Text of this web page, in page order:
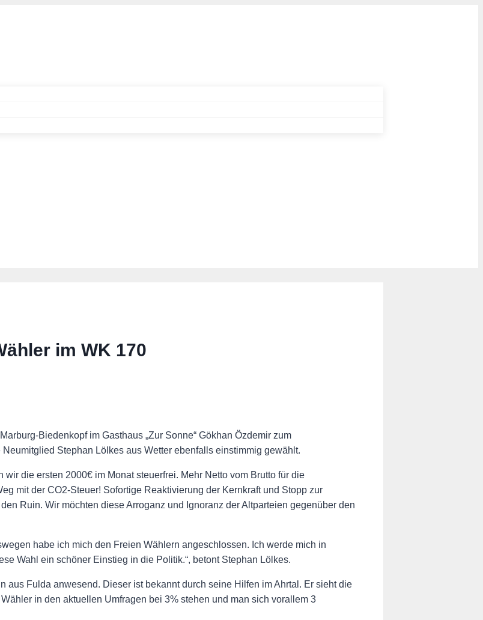
im WK 170
Biedenkopf im Gasthaus „Zur Sonne“ Gökhan Özdemir zum
Stephan Lölkes aus Wetter ebenfalls einstimmig gewählt.
die ersten 2000€ im Monat steuerfrei. Mehr Netto vom Brutto für die
mit der CO2-Steuer! Sofortige Reaktivierung der Kernkraft und Stopp zur
Ruin. Wir möchten diese Arroganz und Ignoranz der Altparteien gegenüber den
habe ich mich den Freien Wählern angeschlossen. Ich werde mich in
Wahl ein schöner Einstieg in die Politik.“, betont Stephan Lölkes.
Fulda anwesend. Dieser ist bekannt durch seine Hilfen im Ahrtal. Er sieht die
in den aktuellen Umfragen bei 3% stehen und man sich vorallem 3